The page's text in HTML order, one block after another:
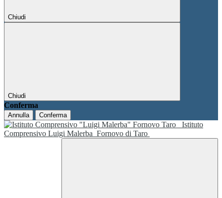
Chiudi
Chiudi
Conferma
Annulla Conferma
Istituto
Comprensivo Luigi Malerba Fornovo di Taro